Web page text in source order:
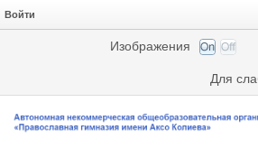
Войти
Изображения
Для